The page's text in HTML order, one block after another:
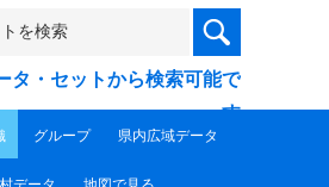
タ・セットから検索可能で
す
グループ 県内広域データ
データ 地図で見る